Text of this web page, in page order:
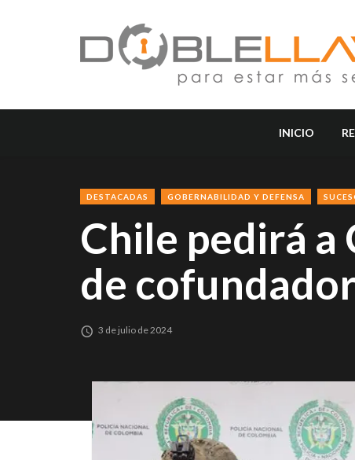
INICIO
DESTACADAS GOBERNABILIDAD Y DEFENSA
Chile pedirá
de
3 de julio de 2024